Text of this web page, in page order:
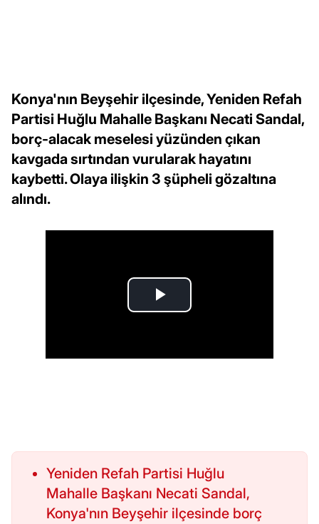
Konya'nın Beyşehir ilçesinde, Yeniden Refah
Partisi Huğlu Mahalle Başkanı Necati Sandal,
borç-alacak meselesi yüzünden çıkan
kavgada sırtından vurularak hayatını
kaybetti. Olaya ilişkin 3 şüpheli gözaltına
alındı.
Yeniden Refah Partisi Huğlu
Mahalle Başkanı Necati Sandal,
Konya'nın Beyşehir ilçesinde borç